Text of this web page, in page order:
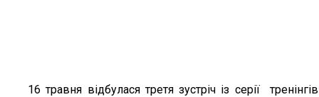
16 травня відбулася третя зустріч із серії